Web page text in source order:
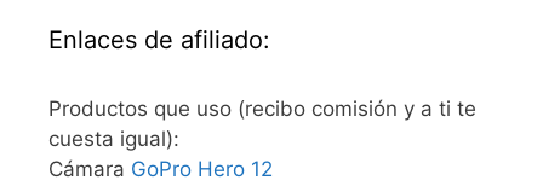
Enlaces de afiliado:
Productos que uso (recibo comisión y a ti te
cuesta igual):
Cámara GoPro Hero 12